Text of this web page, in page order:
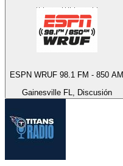
ESPN WRUF 98.1 FM - 850 AM
Gainesville FL, Discusión